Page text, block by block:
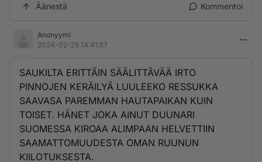
Äänestä Kommentoi
Anonyymi
2024-02-29 14:41:57
SAUKILTA ERITTÄIN SÄÄLITTÄVÄÄ IRTO
PINNOJEN KERÄILYÄ LUULEEKO RESSUKKA
SAAVASA PAREMMAN HAUTAPAIKAN KUIN
TOISET. HÄNET JOKA AINUT DUUNARI
SUOMESSA KIROAA ALIMPAAN HELVETTIIN
SAAMATTOMUUDESTA OMAN RUUNUN
KIILOTUKSESTA.